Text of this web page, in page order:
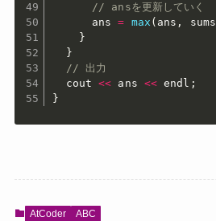
// ansを更新していく
      ans
= max ( ans , sums
}
}
// 出力
  cout
<< ans << endl ;
}
AtCoder ABC